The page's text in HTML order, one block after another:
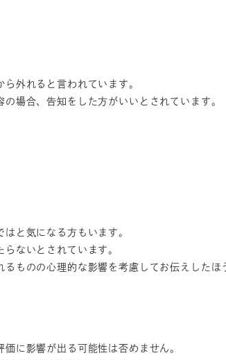
外れると言われています。
場合、告知をした方がいいとされています。
と気になる方もいます。
ないとされています。
ものの心理的な影響を考慮してお伝えしたほ
に影響が出る可能性は否めません。